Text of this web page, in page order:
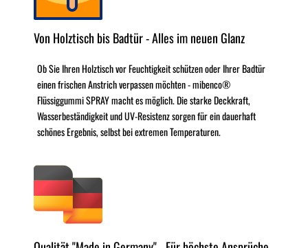
Von Holztisch bis Badtür - Alles im neuen Glanz
Ob Sie Ihren Holztisch vor Feuchtigkeit schützen oder Ihrer Badtür
einen frischen Anstrich verpassen möchten - mibenco®
Flüssiggummi SPRAY macht es möglich. Die starke Deckkraft,
Wasserbeständigkeit und UV-Resistenz sorgen für ein dauerhaft
schönes Ergebnis, selbst bei extremen Temperaturen.